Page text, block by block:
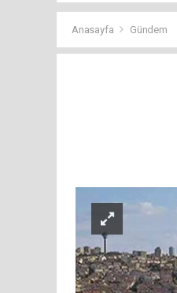
Anasayfa Gündem